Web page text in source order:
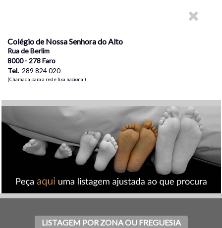
Colégio de Nossa Senhora do Alto
Rua de Berlim
8000 - 278 Faro
Tel. 289 824 020
(Chamada para a rede fixa nacional)
LISTAGEM POR ZONA OU FREGUESIA